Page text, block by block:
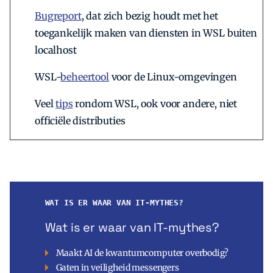
Bugreport, dat zich bezig houdt met het
toegankelijk maken van diensten in WSL buiten
localhost
WSL-beheertoolvoor de Linux-omgevingen
Veeltipsrondom WSL, ook voor andere, niet
officiële distributies
WAT IS ER WAAR VAN IT-MYTHES?
Wat is er waar van IT-mythes?
Maakt AI de kwantumcomputer overbodig?
Gaten in veiligheid messengers